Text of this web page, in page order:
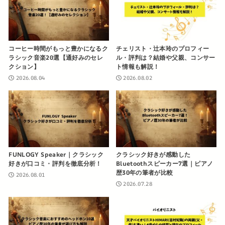
コーヒー時間がもっと豊かになるク
ラシック音楽20選【通好みのセレ
クション】
2026.08.04
チェリスト・辻本玲のプロフィー
ル・評判は？結婚や父親、コンサー
ト情報も解説！
2026.08.02
FUNLOGY Speaker｜クラシック
好きが口コミ・評判を徹底分析！
2026.08.01
クラシック好きが感動した
Bluetoothスピーカー7選｜ピアノ
歴30年の筆者が比較
2026.07.28